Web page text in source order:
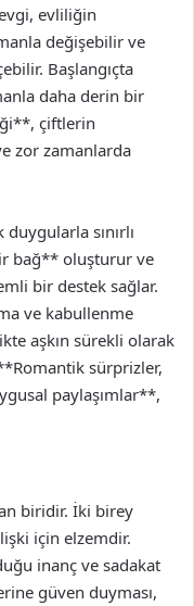
evliliğin
değişebilir ve
Başlangıçta
daha derin bir
çiftlerin
zor zamanlarda
sınırlı
bağ** oluşturur ve
bir destek sağlar.
ve kabullenme
aşkın sürekli olarak
sürprizler,
paylaşımlar**,
biridir. İki birey
için elzemdir.
inanç ve sadakat
güven duyması,